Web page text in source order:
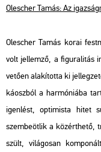
Olescher Tamás: Az
Olescher Tamás korai
volt jel­lem­ző, a fi­gu­ra­li­tás
ve­tő­en ala­kí­tot­ta ki
ká­osz­ból a har­mó­ni­á­ba
igen­lést, op­ti­mis­ta hitet
szem­be­öt­lik a köz­ért­he­tő,
szült, vi­lá­go­san